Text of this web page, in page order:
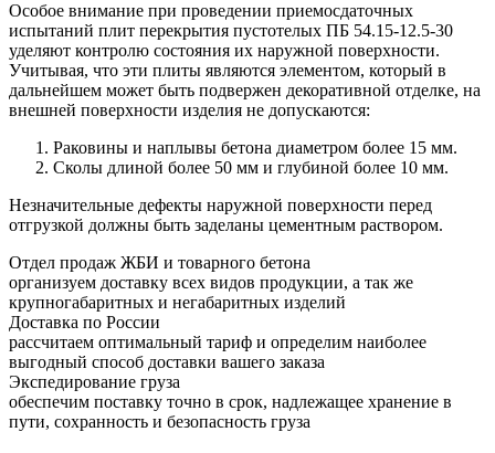
Особое внимание при проведении приемосдаточных
испытаний плит перекрытия пустотелых ПБ 54.15-12.5-30
уделяют контролю состояния их наружной поверхности.
Учитывая, что эти плиты являются элементом, который в
дальнейшем может быть подвержен декоративной отделке, на
внешней поверхности изделия не допускаются:
Раковины и наплывы бетона диаметром более 15 мм.
Сколы длиной более 50 мм и глубиной более 10 мм.
Незначительные дефекты наружной поверхности перед
отгрузкой должны быть заделаны цементным раствором.
Отдел продаж ЖБИ и товарного бетона
организуем доставку всех видов продукции, а так же
крупногабаритных и негабаритных изделий
Доставка по России
рассчитаем оптимальный тариф и определим наиболее
выгодный способ доставки вашего заказа
Экспедирование груза
обеспечим поставку точно в срок, надлежащее хранение в
пути, сохранность и безопасность груза